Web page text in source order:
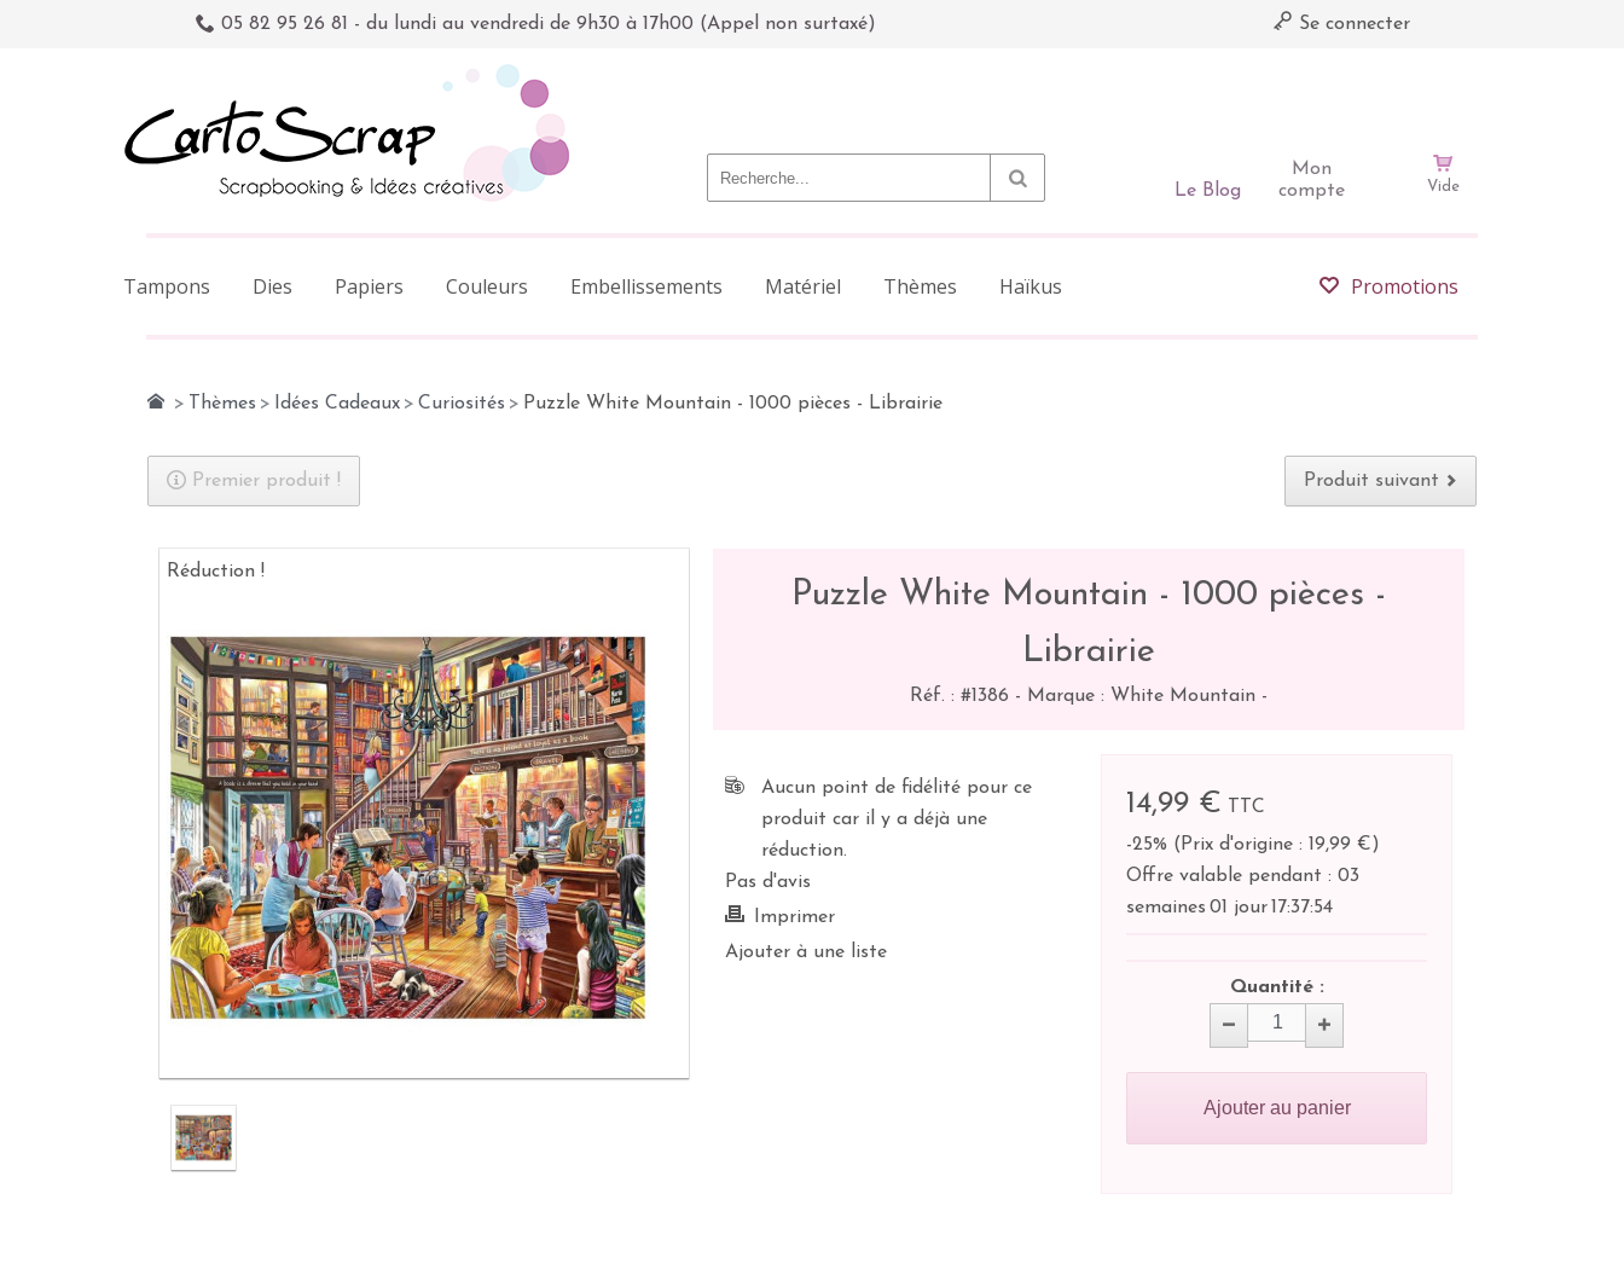
05 82 95 26 81 - du lundi au vendredi de 9h30 à 17h00 (Appel non surtaxé) Se connecter
Mon
compte
Le Blog Vide
Tampons Dies Papiers Couleurs Embellissements Matériel Thèmes Promotions
Haïkus
> Thèmes > Idées Cadeaux > Curiosités > Puzzle White Mountain - 1000 pièces - Librairie
Premier produit ! Produit suivant
Réduction !
Puzzle White Mountain - 1000 pièces -
Librairie
Réf. :#1386 - Marque : White Mountain -
Aucun point de fidélité pour ce
produit car il y a déjà une
réduction.
Pas d'avis
Imprimer
Ajouter à une liste
14,99 €
TTC
-25% ( Prix d'origine : 19,99 €)
Offre valable pendant : 03
semaines 01 jour 17:37:54
Quantité :
Ajouter au panier